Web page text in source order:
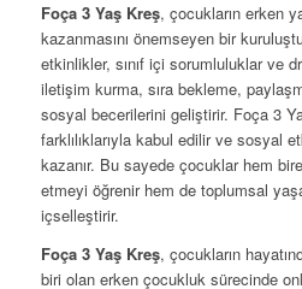
Foça 3 Yaş Kreş, çocukların erken
kazanmasını önemseyen bir
etkinlikler, sınıf içi sorumluluklar ve
iletişim kurma, sıra bekleme,
sosyal becerilerini geliştirir. Foça 3
farklılıklarıyla kabul edilir ve sosyal
kazanır. Bu sayede çocuklar hem
etmeyi öğrenir hem de toplumsal
içselleştirir.
Foça 3 Yaş Kreş, çocukların
biri olan erken çocukluk sürecinde